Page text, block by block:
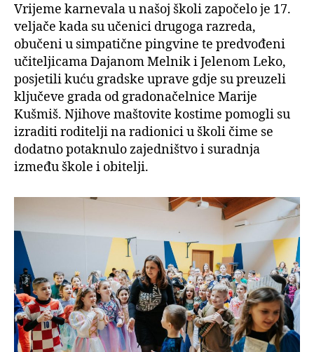
Vrijeme karnevala u našoj školi započelo je 17.
veljače kada su učenici drugoga razreda,
obučeni u simpatične pingvine te predvođeni
učiteljicama Dajanom Melnik i Jelenom Leko,
posjetili kuću gradske uprave gdje su preuzeli
ključeve grada od gradonačelnice Marije
Kušmiš. Njihove maštovite kostime pomogli su
izraditi roditelji na radionici u školi čime se
dodatno potaknulo zajedništvo i suradnja
između škole i obitelji.